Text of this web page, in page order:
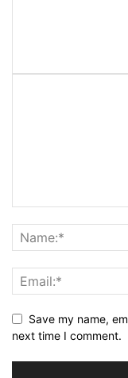
Save my name,
next time I comment.